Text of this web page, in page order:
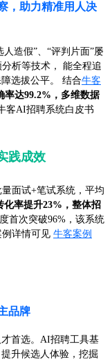
，助力精准用人决
造假”、“评判片面”屡
析等技术， 能全程追
选拔公平。 结合牛客
率达99.2%，多维数据
客AI招聘系统白皮书
践成效
面试+笔试系统，平均
化率提升23%，整体招
首次突破96%，该系统
例详情可见 牛客案例
品牌
首选。AI招聘工具基
升候选人体验，挖掘